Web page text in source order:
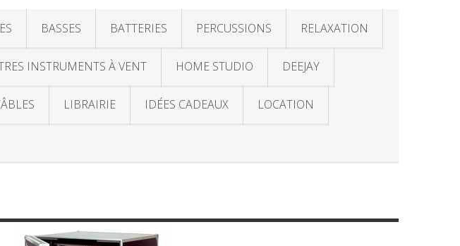
BASSES BATTERIES PERCUSSIONS RELAXATION
INSTRUMENTS À VENT HOME STUDIO DEEJAY
LIBRAIRIE IDÉES CADEAUX LOCATION